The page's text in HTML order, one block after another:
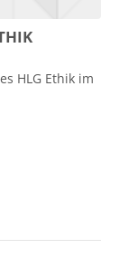
HLG Ethik im